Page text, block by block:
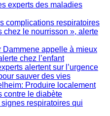
experts des maladies
complications respiratoires
chez le nourrisson », alerte
Dammene appelle à mieux
chez l’enfant
alertent sur l’urgence
sauver des vies
Produire localement
contre le diabète
respiratoires qui